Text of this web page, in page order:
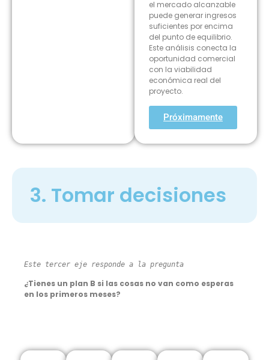
el mercado alcanzable
puede generar ingresos
suficientes por encima
del punto de equilibrio.
Este análisis conecta la
oportunidad comercial
con la viabilidad
económica real del
proyecto.
Próximamente
3. Tomar decisiones
Este tercer eje responde a la pregunta
¿Tienes un plan B si las cosas no van como esperas
en los primeros meses?